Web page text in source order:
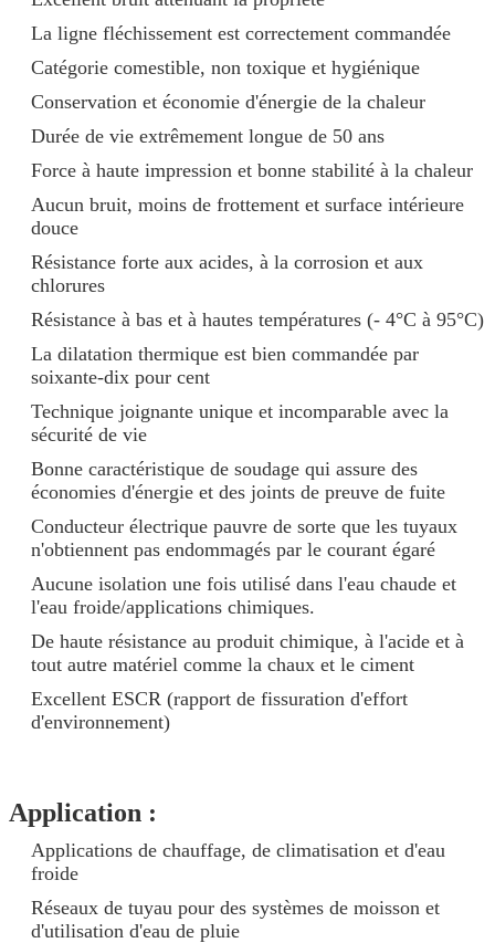
La ligne fléchissement est correctement commandée
Catégorie comestible, non toxique et hygiénique
Conservation et économie d'énergie de la chaleur
Durée de vie extrêmement longue de 50 ans
Force à haute impression et bonne stabilité à la chaleur
Aucun bruit, moins de frottement et surface intérieure
douce
Résistance forte aux acides, à la corrosion et aux
chlorures
Résistance à bas et à hautes températures (- 4°C à 95°C)
La dilatation thermique est bien commandée par
soixante-dix pour cent
Technique joignante unique et incomparable avec la
sécurité de vie
Bonne caractéristique de soudage qui assure des
économies d'énergie et des joints de preuve de fuite
Conducteur électrique pauvre de sorte que les tuyaux
n'obtiennent pas endommagés par le courant égaré
Aucune isolation une fois utilisé dans l'eau chaude et
l'eau froide/applications chimiques.
De haute résistance au produit chimique, à l'acide et à
tout autre matériel comme la chaux et le ciment
Excellent ESCR (rapport de fissuration d'effort
d'environnement)
Application :
Applications de chauffage, de climatisation et d'eau
froide
Réseaux de tuyau pour des systèmes de moisson et
d'utilisation d'eau de pluie